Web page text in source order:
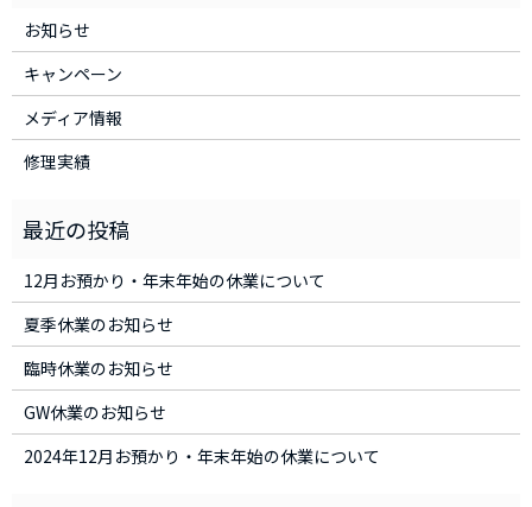
お知らせ
キャンペーン
メディア情報
修理実績
12月お預かり・年末年始の休業について
夏季休業のお知らせ
臨時休業のお知らせ
GW休業のお知らせ
2024年12月お預かり・年末年始の休業について